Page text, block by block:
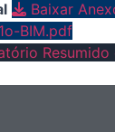
Baixar
BIM.pdf
Resumido